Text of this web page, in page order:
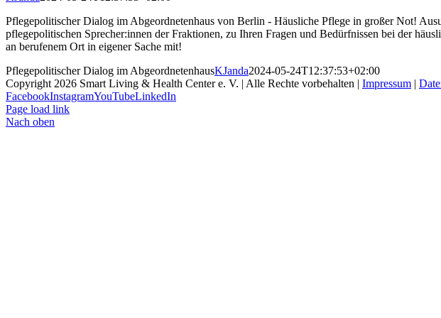
Pflegepolitischer Dialog im Abgeordnetenhaus von Berlin - Häusliche Pflege in großer Not!
pflegepolitischen Sprecher:innen der Fraktionen, zu Ihren Fragen und Bedürfnissen bei der
an berufenem Ort in eigener Sache mit!
Pflegepolitischer Dialog im AbgeordnetenhausKJanda2024-05-24T12:37:53+02:00
Copyright 2026 Smart Living & Health Center e. V. | Alle Rechte vorbehalten | Impressum |
FacebookInstagramYouTubeLinkedIn
Page load link
Nach oben